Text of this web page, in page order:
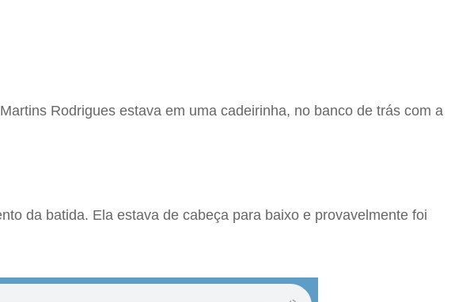
Rodrigues estava em uma cadeirinha, no banco de trás com a
da batida. Ela estava de cabeça para baixo e provavelmente foi